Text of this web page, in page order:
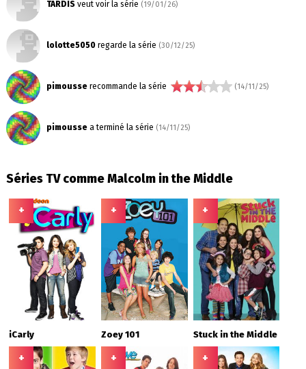
TARDISveut voir la série (19/01/26)
lolotte5050regarde la série (30/12/25)
pimousserecommande la série (14/11/25)
pimoussea terminé la série (14/11/25)
Séries TV comme Malcolm in the Middle
+
iCarly
+
Zoey 101
+
Stuck in the Middle
+ + +